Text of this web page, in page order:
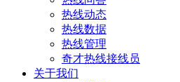
热线动态
热线数据
热线管理
奇才热线接线员
关于我们